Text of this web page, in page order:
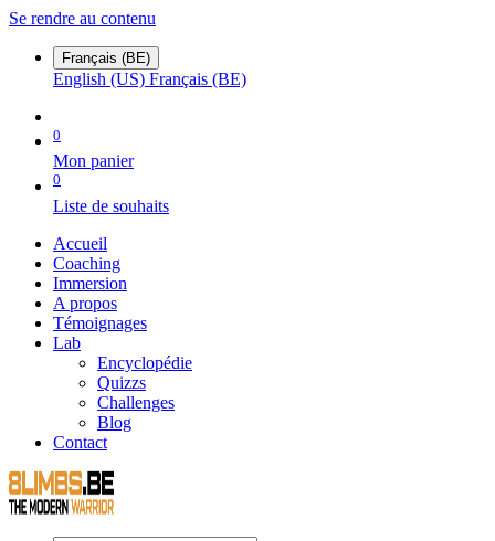
Se rendre au contenu
Français (BE)
English (US) Français (BE)
0
Mon panier
0
Liste de souhaits
Accueil
Coaching
Immersion
A propos
Témoignages
Lab
Encyclopédie
Quizzs
Challenges
Blog
Contact